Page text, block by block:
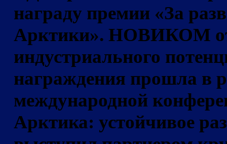
награду премии «За
Арктики». НОВИКОМ
индустриального
награждения прошла в
международной
Арктика: устойчивое